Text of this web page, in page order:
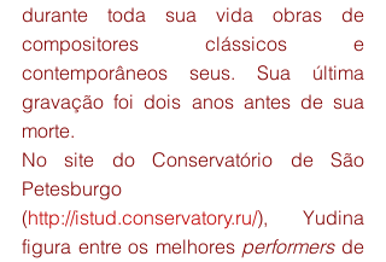
durante toda sua vida obras de
compositores clássicos e
contemporâneos seus. Sua última
gravação foi dois anos antes de sua
morte.
No site do Conservatório de São
Petesburgo
(http://istud.conservatory.ru/), Yudina
figura entre os melhores performers de